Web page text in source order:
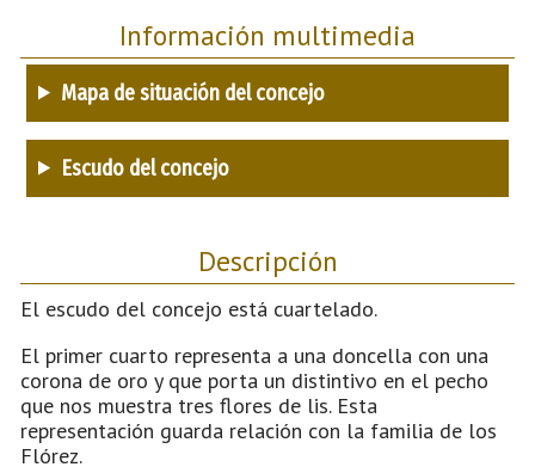
Información multimedia
Mapa de situación del concejo
Escudo del concejo
Descripción
El escudo del concejo está cuartelado.
El primer cuarto representa a una doncella con una
corona de oro y que porta un distintivo en el pecho
que nos muestra tres flores de lis. Esta
representación guarda relación con la familia de los
Flórez.